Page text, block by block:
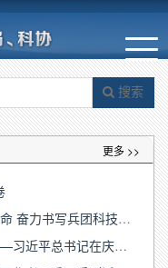
搜索
更多 >>
深学细悟大会精神 锚定科技创新使命 奋力书写兵团科技自立自强新篇章
奋力谱写中国式现代化兵团篇章 ——习近平总书记在庆祝中国共产党成立105周年大会上的重要讲话在兵团引发热烈反响